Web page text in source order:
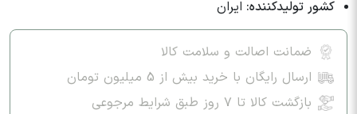
کشور تولیدکننده: ایران
ضمانت اصالت و سلامت کالا
ارسال رایگان با خرید بیش از 5 میلیون تومان
بازگشت کالا تا ۷ روز طبق شرایط مرجوعی